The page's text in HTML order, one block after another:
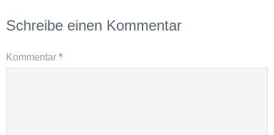
Schreibe einen Kommentar
Kommentar *